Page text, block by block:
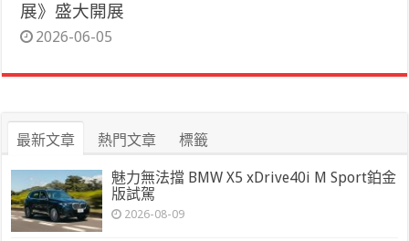
展》盛大開展
2026-06-05
最新文章 熱門文章 標籤
魅力無法擋 BMW X5 xDrive40i M Sport鉑金
版試駕
2026-08-09